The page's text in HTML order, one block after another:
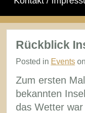
Rückblick
Posted in Events
Zum ersten
bekannten
das Wetter